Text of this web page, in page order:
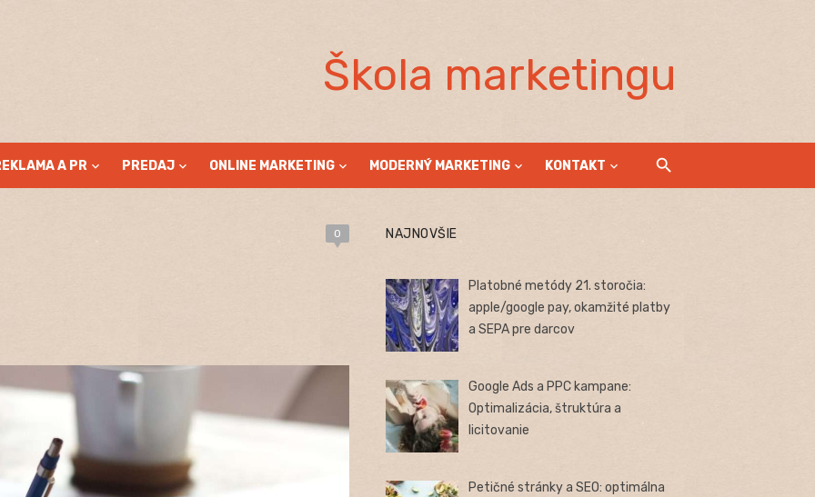
Škola marketingu
A PR PREDAJ ONLINE MARKETING MODERNÝ MARKETING KONTAKT
0 NAJNOVŠIE
Platobné metódy 21. storočia:
apple/google pay, okamžité platby
a SEPA pre darcov
Google Ads a PPC kampane:
Optimalizácia, štruktúra a
licitovanie
Petičné stránky a SEO: optimálna